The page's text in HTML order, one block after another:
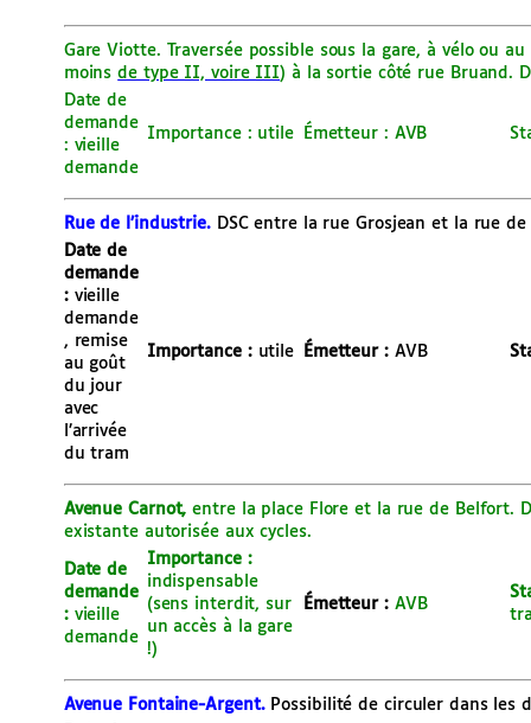
Gare Viotte.
Traversée possible sous la gare, à vélo ou
moinsde type II, voire III) à la sortie côté rue Bruand.
Date de
demande
: vieille
demande
Importance : utile Émetteur : AVB
Rue de l’industrie. DSC entre la rue Grosjean et la rue
Date de
demande
:vieille
demande
, remise
au goût
du jour
avec
l’arrivée
du tram
Importance : utile Émetteur :AVB
Avenue Carnot,entre la place Flore et la rue de Belfort.
existante autorisée aux cycles.
Date de
demande
:vieille
demande
Importance :
indispensable
(sens interdit, sur
un accès à la gare
!)
Émetteur : AVB
Avenue Fontaine-Argent.Possibilité de circuler dans les